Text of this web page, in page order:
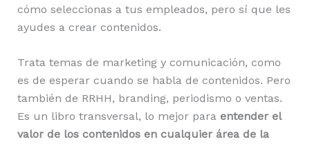
cómo seleccionas a tus empleados, pero sí que les
ayudes a crear contenidos.
Trata temas de marketing y comunicación, como
es de esperar cuando se habla de contenidos. Pero
también de RRHH, branding, periodismo o ventas.
Es un libro transversal, lo mejor para entender el
valor de los contenidos en cualquier área de la